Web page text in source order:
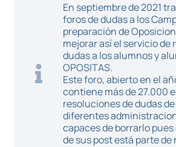
En septiembre de 2021
foros de dudas a los
preparación de
mejorar así el servicio de
dudas a los alumnos y
OPOSITAS.
Este foro, abierto en el
contiene más de 27.000
resoluciones de dudas
diferentes
capaces de borrarlo
de sus post está parte de